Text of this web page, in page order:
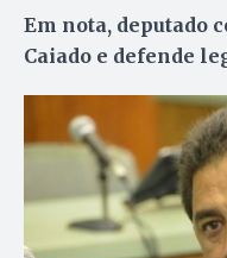
Em nota, deputado
Caiado e defende